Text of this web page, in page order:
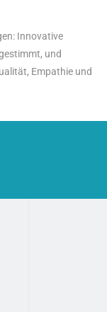
Innovative
und
Empathie und